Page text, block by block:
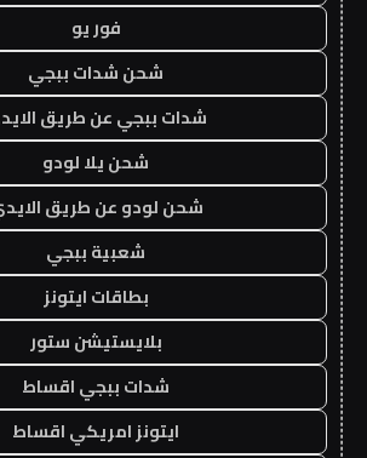
فور يو
شحن شدات ببجي
شدات ببجي عن طريق
شحن يلا لودو
شحن لودو عن طريق
شعبية ببجي
بطاقات ايتونز
بلايستيشن ستور
شدات ببجي اقساط
ايتونز امريكي اقساط